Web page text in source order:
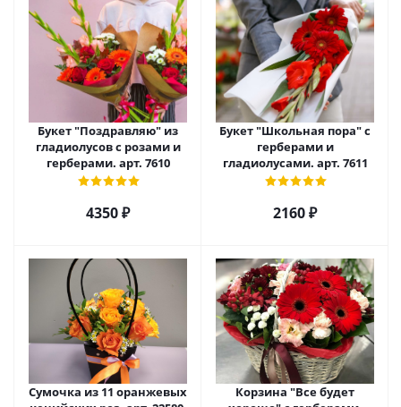
Букет "Поздравляю" из
гладиолусов с розами и
герберами. арт. 7610
4350 ₽
Букет "Школьная пора" с
герберами и
гладиолусами. арт. 7611
2160 ₽
Сумочка из 11 оранжевых
Корзина "Все будет